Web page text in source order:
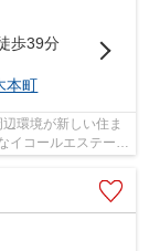
歩39分
本町
環境が新しい住ま
イコールエステート